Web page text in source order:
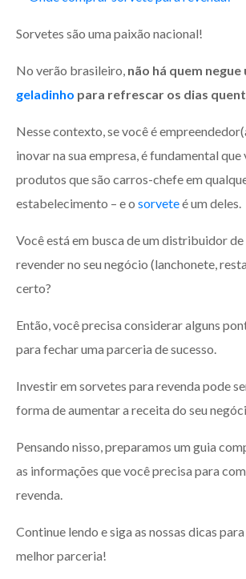
Sorvetes são uma paixão nacional!
No verão brasileiro, não há quem
geladinho para refrescar os dias
Nesse contexto, se você é
inovar na sua empresa, é fundamental
produtos que são carros-chefe em
estabelecimento – e o sorveteé um deles.
Você está em busca de um distribuidor
revender no seu negócio (lanchonete,
certo?
Então, você precisa considerar alguns
para fechar uma parceria de sucesso.
Investir em sorvetes para revenda pode
forma de aumentar a receita do seu
Pensando nisso, preparamos um guia
as informações que você precisa para
revenda.
Continue lendo e siga as nossas dicas
melhor parceria!